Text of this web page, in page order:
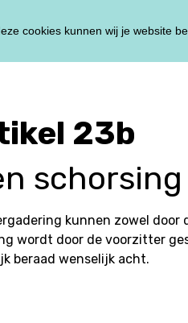
23b
schorsing
kunnen zowel
wordt door de voorzitter
beraad wenselijk acht.
cookies kunnen wij je website